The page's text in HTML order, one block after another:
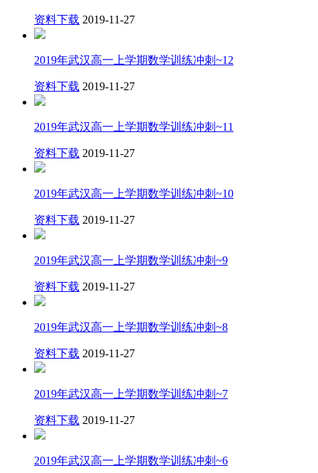
资料下载 2019-11-27
2019年武汉高一上学期数学训练冲刺~12
资料下载 2019-11-27
2019年武汉高一上学期数学训练冲刺~11
资料下载 2019-11-27
2019年武汉高一上学期数学训练冲刺~10
资料下载 2019-11-27
2019年武汉高一上学期数学训练冲刺~9
资料下载 2019-11-27
2019年武汉高一上学期数学训练冲刺~8
资料下载 2019-11-27
2019年武汉高一上学期数学训练冲刺~7
资料下载 2019-11-27
2019年武汉高一上学期数学训练冲刺~6